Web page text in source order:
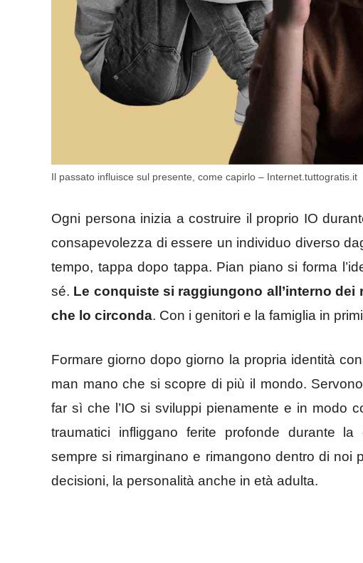
Il passato influisce sul presente, come capirlo – Internet.tuttogratis.it
Ogni persona inizia a costruire il proprio IO
consapevolezza di essere un individuo diverso
tempo, tappa dopo tappa. Pian piano si forma
sé. Le conquiste si raggiungono all’interno
che lo circonda. Con i genitori e la famiglia in
Formare giorno dopo giorno la propria identità
man mano che si scopre di più il mondo.
far sì che l’IO si sviluppi pienamente e in modo
traumatici infliggano ferite profonde durante la
sempre si rimarginano e rimangono dentro di noi
decisioni, la personalità anche in età adulta.